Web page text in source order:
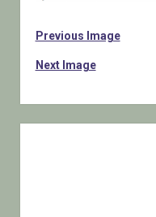
Previous Image
Next Image